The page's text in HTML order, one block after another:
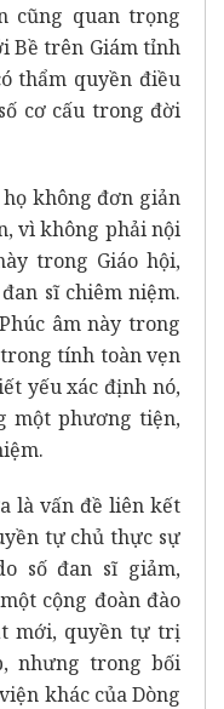
cũng quan trọng
Bề trên Giám tỉnh
thẩm quyền điều
cơ cấu trong đời
không đơn giản
vì không phải nội
trong Giáo hội,
sĩ chiêm niệm.
âm này trong
tính toàn vẹn
yếu xác định nó,
một phương tiện,
là vấn đề liên kết
tự chủ thực sự
số đan sĩ giảm,
cộng đoàn đào
mới, quyền tự trị
nhưng trong bối
khác của Dòng